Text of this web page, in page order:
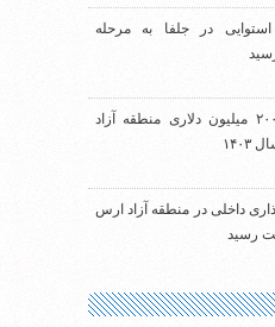
استوایی در جلفا به مرحله
صادرات ۲۰۰ میلیون دلاری منطقه آزاد
داخلی در منطقه آزاد ارس